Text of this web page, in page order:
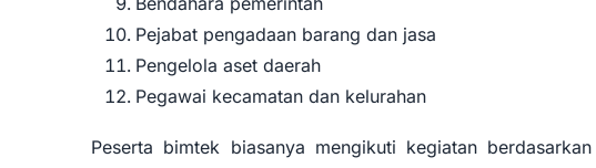
Pejabat pengadaan barang dan jasa
Pengelola aset daerah
Pegawai kecamatan dan kelurahan
Peserta bimtek biasanya mengikuti kegiatan